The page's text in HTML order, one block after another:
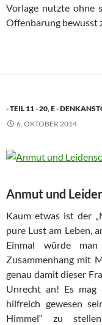
Vorlage nutzte ohne
Offenbarung bewusst
- TEIL 11 - 20,E -
6. OKTOBER 2014
Anmut und
Kaum etwas ist der
pure Lust am Leben,
Einmal würde
Zusammenhang mit
genau damit dieser
Unrecht an! Es mag
hilfreich gewesen
Himmel“ zu